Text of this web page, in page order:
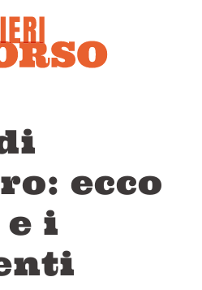
ecco
i